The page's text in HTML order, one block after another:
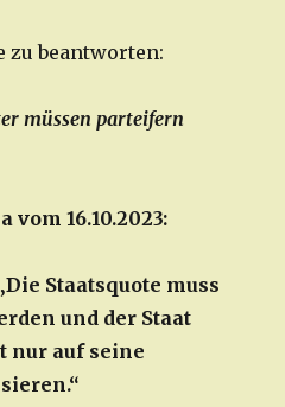
zu beantworten:
müssen parteifern
16.10.2023:
Staatsquote muss
und der Staat
nur auf seine